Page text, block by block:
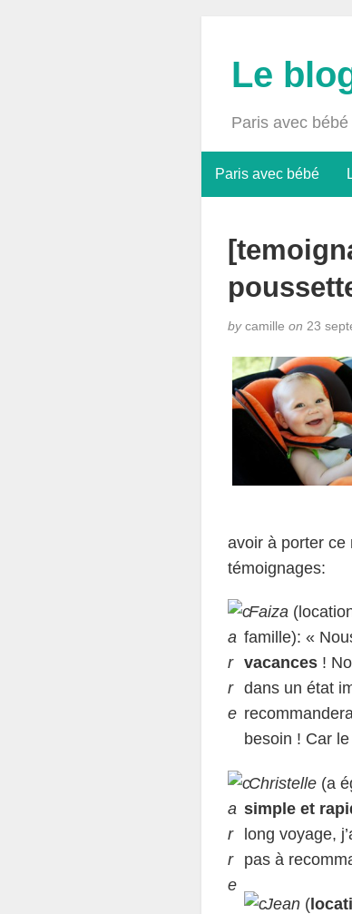
Le
Paris avec
Paris avec bébé
bycamille on 23
avoir à porter ce
témoignages:
Faiza
famille): «
vacances!
dans un état
besoin ! Car
Christelle (a
simple et
long voyage,
pas à
Jean(